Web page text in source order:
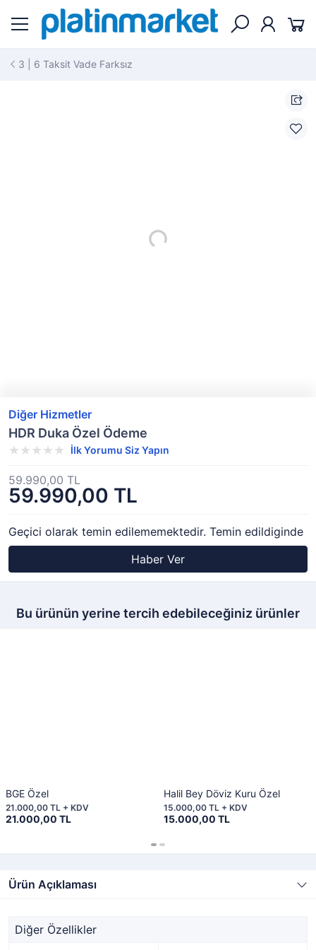
3 | 6 Taksit Vade Farksız
Diğer Hizmetler
HDR Duka Özel Ödeme
İlk Yorumu Siz Yapın
59.990,00 TL
59.990,00 TL
Geçici olarak temin edilememektedir. Temin edildiginde
Haber Ver
Bu ürünün yerine tercih edebileceğiniz ürünler
BGE Özel
21.000,00 TL
21.000,00 TL + KDV
Halil Bey Döviz Kuru Özel
15.000,00 TL
15.000,00 TL + KDV
Ürün Açıklaması
Diğer Özellikler